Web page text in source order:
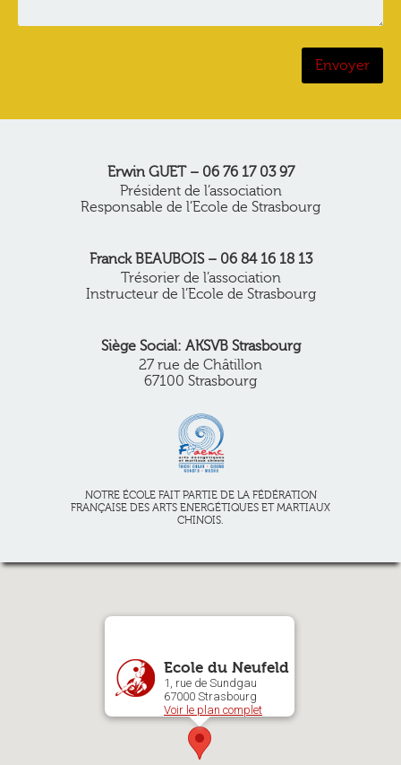
Erwin GUET – 06 76 17 03 97
Président de l’association
Responsable de l’Ecole de Strasbourg
Franck BEAUBOIS – 06 84 16 18 13
Trésorier de l’association
Instructeur de l’Ecole de Strasbourg
Siège Social: AKSVB Strasbourg
27 rue de Châtillon
67100 Strasbourg
NOTRE ÉCOLE FAIT PARTIE DE LA FÉDÉRATION
FRANÇAISE DES ARTS ENERGÉTIQUES ET MARTIAUX
CHINOIS.
Ecole du Neufeld
1, rue de Sundgau
67000 Strasbourg
Voir le plan complet